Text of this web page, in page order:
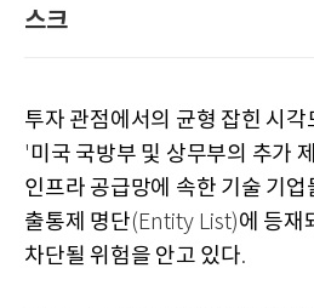
스크
투자 관점에서의 균형 잡힌 시각
'미국 국방부 및 상무부의 추가
인프라 공급망에 속한 기술 기
출통제 명단(Entity List)에 등재
차단될 위험을 안고 있다.